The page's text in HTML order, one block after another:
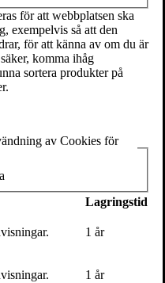
för att webbplatsen ska
exempelvis så att den
för att känna av om du är
komma ihåg
sortera produkter på
av Cookies för
Lagringstid
1 år
1 år